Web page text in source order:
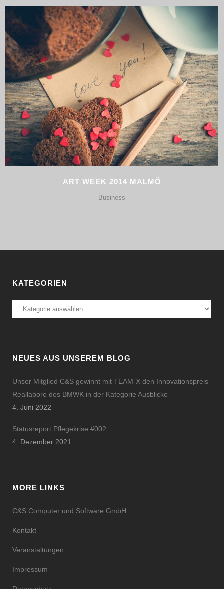
ART WEEK 2014 MALMÖ
Business
KATEGORIEN
Kategorien
NEUES AUS UNSEREM BLOG
Unser Mitglied C&S gewinnt mit TEAM-X den Innovationspreis
Reallabore des BMWK in der Kategorie Ausblicke
4. Juni 2022
Statusreport Pflegekrise #002
4. Dezember 2021
MORE LINKS
C&S Computer und Software GmbH
Kontakt
Veranstaltungen
Impressum